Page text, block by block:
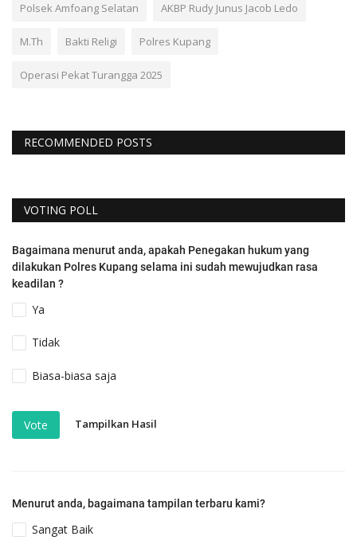
Polsek Amfoang Selatan AKBP Rudy Junus Jacob Ledo
M.Th Bakti Religi Polres Kupang
Operasi Pekat Turangga 2025
RECOMMENDED POSTS
VOTING POLL
Bagaimana menurut anda, apakah Penegakan hukum yang
dilakukan Polres Kupang selama ini sudah mewujudkan rasa
keadilan ?
Ya
Tidak
Biasa-biasa saja
Vote Tampilkan Hasil
Menurut anda, bagaimana tampilan terbaru kami?
Sangat Baik